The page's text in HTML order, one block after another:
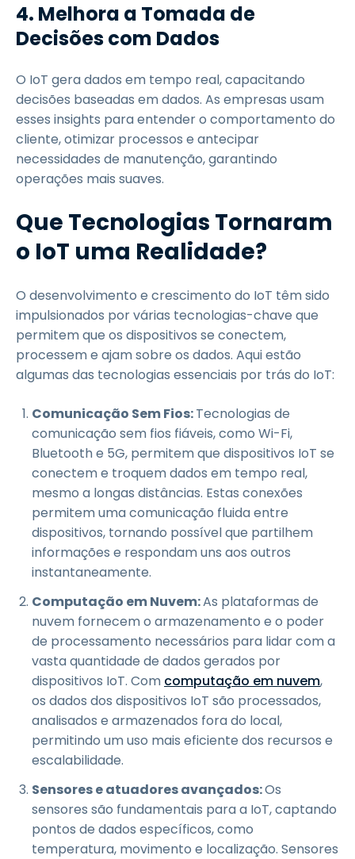
4. Melhora a Tomada de
Decisões com Dados
O IoT gera dados em tempo real, capacitando
decisões baseadas em dados. As empresas usam
esses insights para entender o comportamento do
cliente, otimizar processos e antecipar
necessidades de manutenção, garantindo
operações mais suaves.
Que Tecnologias Tornaram
o IoT uma Realidade?
O desenvolvimento e crescimento do IoT têm sido
impulsionados por várias tecnologias-chave que
permitem que os dispositivos se conectem,
processem e ajam sobre os dados. Aqui estão
algumas das tecnologias essenciais por trás do IoT:
Comunicação Sem Fios:Tecnologias de
comunicação sem fios fiáveis, como Wi-Fi,
Bluetooth e 5G, permitem que dispositivos IoT se
conectem e troquem dados em tempo real,
mesmo a longas distâncias. Estas conexões
permitem uma comunicação fluida entre
dispositivos, tornando possível que partilhem
informações e respondam uns aos outros
instantaneamente.
Computação em Nuvem:As plataformas de
nuvem fornecem o armazenamento e o poder
de processamento necessários para lidar com a
vasta quantidade de dados gerados por
dispositivos IoT. Com computação em nuvem,
os dados dos dispositivos IoT são processados,
analisados e armazenados fora do local,
permitindo um uso mais eficiente dos recursos e
escalabilidade.
Sensores e atuadores avançados:Os
sensores são fundamentais para a IoT, captando
pontos de dados específicos, como
temperatura, movimento e localização. Sensores